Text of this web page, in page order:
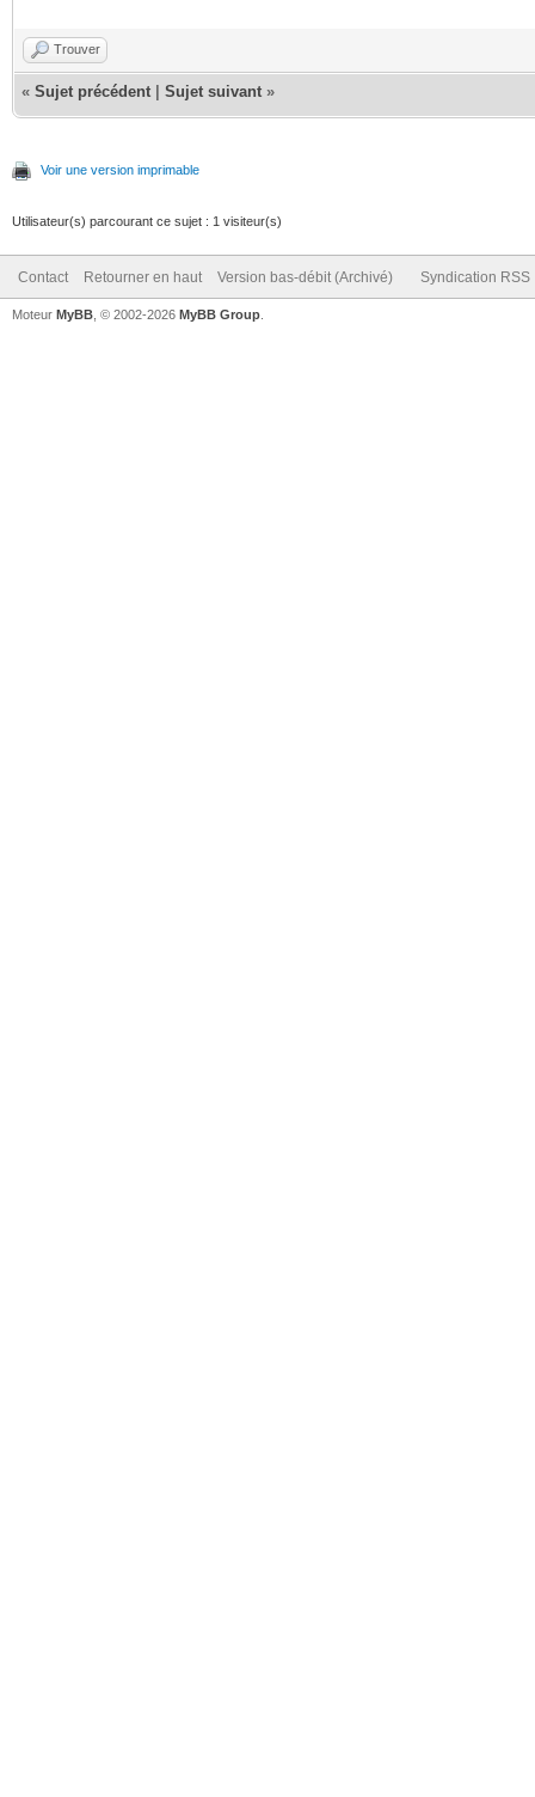
Trouver
« Sujet précédent Sujet suivant »
Voir une version imprimable
Utilisateur(s) parcourant ce sujet : 1 visiteur(s)
Contact Retourner en haut Version bas-débit (Archivé) Syndication RSS
Moteur MyBB , © 2002-2026 MyBB Group